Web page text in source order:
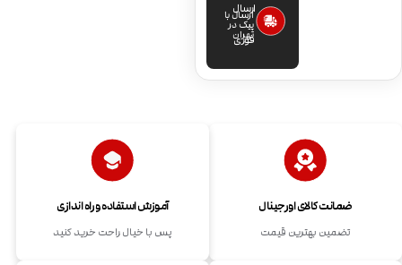
ارسال
فوری
ارسال با
پیک در
تهران
ضمانت کالای اورجینال
تضمین بهترین قیمت
آموزش استفاده و راه اندازی
پس با خیال راحت خرید کنید